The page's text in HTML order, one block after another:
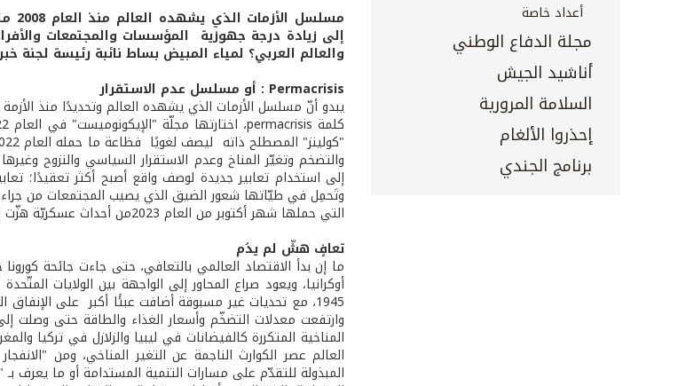
أعداد خاصة
مجلة الدفاع الوطني
أناشيد الجيش
السلامة المرورية
إحذروا الألغام
برنامج الجندي
إلى زيادة درجة جهوزية المؤسسات والمجتمعات
والعالم العربي؟ لمياء المبيض بساط نائبة رئيسة لجنة
Permacrisis : أو مسلسل عدم الاستقرار
يبدو أنّ مسلسل الأزمات الذي يشهده العالم وتحديدًا منذ الأزمة الماليّة
والتضخم وتغيّر المناخ وعدم الاستقرار السياسي والنزوح
وتَحمِل في طيّاتها شعور الضيق الذي يصيب المجتمعات من جراء
التي حملها شهر أكتوبر من العام 2023من أحداث عسكريّة هزّت المنطقة والعالم أجمع.
تعافٍ هشّ لم يدُم
أوكرانيا، ويعود صراع المحاور إلى الواجهة بين الولايات
1945، مع تحديات غير مسبوقة أضافت عبئًا أكبر على
وارتفعت معدلات التضخّم وأسعار الغذاء والطاقة حتى وصلت
المناخية المتكررة كالفيضانات في ليبيا والزلازل في تركيا
العالم عصر الكوارث الناجمة عن التغير المناخي، ومن